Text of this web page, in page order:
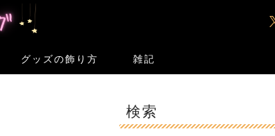
グッズの飾り方 雑記
検索